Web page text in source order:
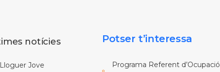
notícies
Jove
Potser t’interessa
Programa Referent d’Ocupació